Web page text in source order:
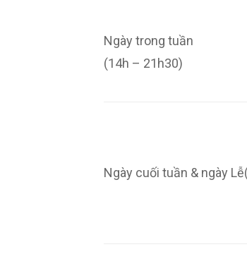
Ngày trong tuần
(14h – 21h30)
Ngày cuối tuần & ngày